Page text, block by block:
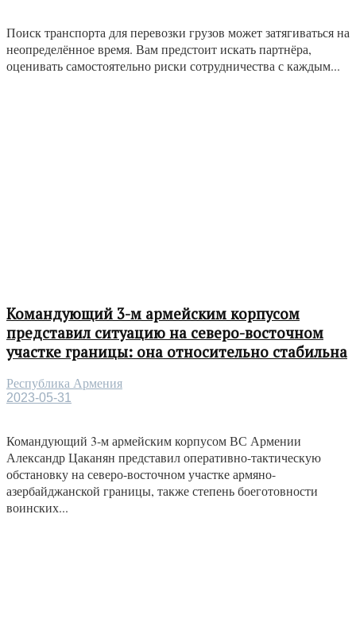
Поиск транспорта для перевозки грузов может затягиваться на
неопределённое время. Вам предстоит искать партнёра,
оценивать самостоятельно риски сотрудничества с каждым...
Командующий 3-м армейским корпусом
представил ситуацию на северо-восточном
участке границы: она относительно стабильна
Республика Армения
2023-05-31
Командующий 3-м армейским корпусом ВС Армении
Александр Цаканян представил оперативно-тактическую
обстановку на северо-восточном участке армяно-
азербайджанской границы, также степень боеготовности
воинских...